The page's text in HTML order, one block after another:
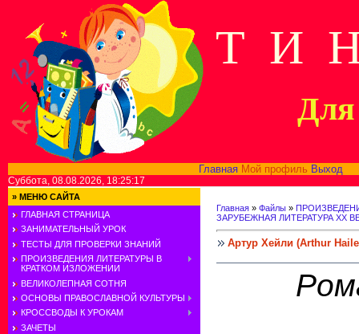
Т И
Для
Главная Мой профиль Выход
Суббота, 08.08.2026, 18:25:17
» МЕНЮ САЙТА
ГЛАВНАЯ СТРАНИЦА
ЗАНИМАТЕЛЬНЫЙ УРОК
ТЕСТЫ ДЛЯ ПРОВЕРКИ ЗНАНИЙ
ПРОИЗВЕДЕНИЯ ЛИТЕРАТУРЫ В
КРАТКОМ ИЗЛОЖЕНИИ
ВЕЛИКОЛЕПНАЯ СОТНЯ
ОСНОВЫ ПРАВОСЛАВНОЙ КУЛЬТУРЫ
КРОССВОДЫ К УРОКАМ
ЗАЧЕТЫ
Главная » Файлы »
ЗАРУБЕЖНАЯ ЛИТЕРАТУРА ХХ
Артур Хейли (Arthur